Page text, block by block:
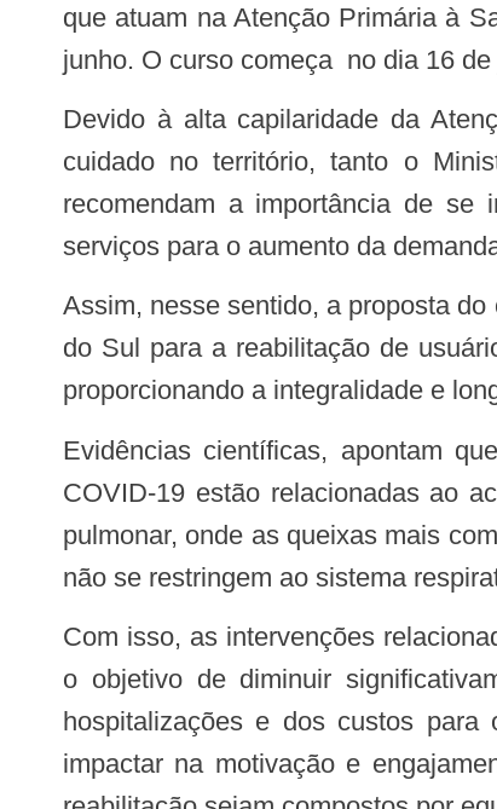
que atuam na Atenção Primária à
junho. O curso começa no dia 16
Devido à alta capilaridade da Atenção Primária à Saúde na rede de serviços do SUS, que ocupa um lugar privilegiado do
cuidado no território, tanto o
recomendam a importância de se
serviços para o aumento da
Assim, nesse sentido, a proposta do curso é qualificar as equipes da rede de atenção básica do SUS do Estado de Mato Grosso
do Sul para a reabilitação de
proporcionando a integralidade e
Evidências científicas, apontam que as principais sequelas apresentadas pelos pacientes após vencerem a fase aguda da
COVID-19 estão relacionadas ao
pulmonar, onde as queixas mais
não se restringem ao sistema
Com isso, as intervenções relacionadas à síndrome pós-covid-19 devem ser focadas nas necessidades de cada indivíduo, com
o objetivo de diminuir
hospitalizações e dos custos
impactar na motivação e